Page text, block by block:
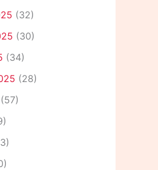
(32)
(30)
(34)
(28)
(57)